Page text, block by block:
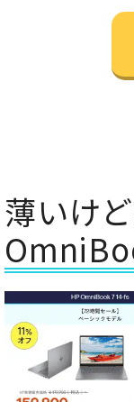
薄いけ